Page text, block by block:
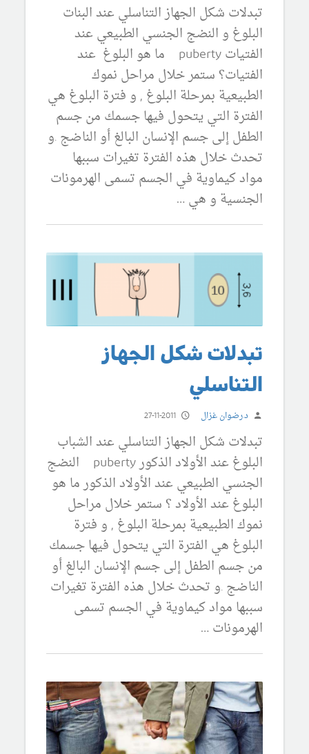
تبدلات شكل الجهاز التناسلي عند البنات
البلوغ و النضج الجنسي الطبيعي عند
الفتيات puberty ما هو البلوغ عند
الفتيات؟ ستمر خلال مراحل نموك
الطبيعية بمرحلة البلوغ , و فترة البلوغ هي
الفترة التي يتحول فيها جسمك من جسم
الطفل إلى جسم الإنسان البالغ أو الناضج .و
تحدث خلال هذه الفترة تغيرات سببها
مواد كيماوية في الجسم تسمى الهرمونات
الجنسية و هي …
تبدلات شكل الجهاز
التناسلي
د.رضوان غزال 27-11-2011
تبدلات شكل الجهاز التناسلي عند الشباب
البلوغ عند الأولاد الذكور puberty النضج
الجنسي الطبيعي عند الأولاد الذكور ما هو
البلوغ عند الأولاد ؟ ستمر خلال مراحل
نموك الطبيعية بمرحلة البلوغ , و فترة
البلوغ هي الفترة التي يتحول فيها جسمك
من جسم الطفل إلى جسم الإنسان البالغ أو
الناضج .و تحدث خلال هذه الفترة تغيرات
سببها مواد كيماوية في الجسم تسمى
الهرمونات …